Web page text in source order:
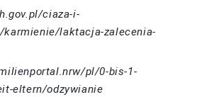
ciaza-i-
karmienie/laktacja-zalecenia-
pl/0-bis-1-
eltern/odzywianie